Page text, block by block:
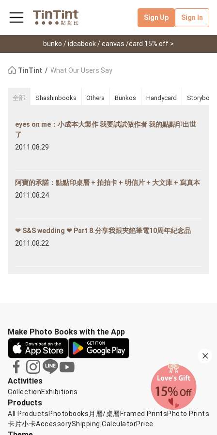
Sign Up Sign In
bunko / ideabook / canvas /card 15% off >
TinTint What Our Users Say
全部 Shashinbooks Others Bunkos Handycard
eyes on me：小成本大製作 我要試試做作者 我的點點印出世
了
2011.08.29
阿寶的承諾：點點印桌曆 + 拍拍卡 + 明信片 + 大文庫 + 寫真本
2011.08.24
❤ S&S wedding ❤ Part 8.分享我跟夾餡筆電10周年紀念品
2011.08.22
Activities
CollectionExhibitions
Products
All ProductsPhotobooks 月曆/桌曆 Framed PrintsPhoto Prints
卡片小卡AccessoryShipping CalculatorPrice
Make Photo Books with the App